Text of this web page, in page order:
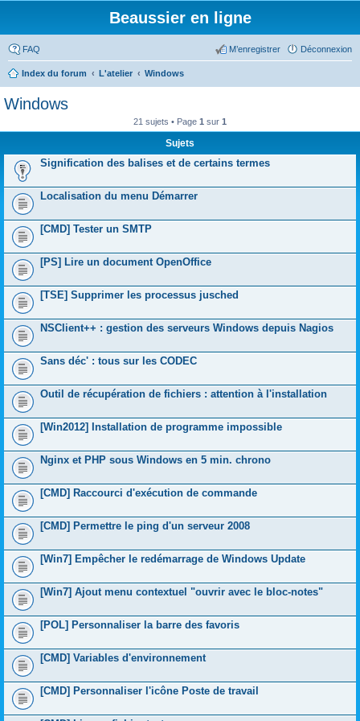
Beaussier en ligne
FAQ Déconnexion
M’enregistrer
Index du forum L'atelier Windows
Windows
21 sujets • Page 1 sur 1
Sujets
Signification des balises et de certains termes
Localisation du menu Démarrer
[CMD] Tester un SMTP
[PS] Lire un document OpenOffice
[TSE] Supprimer les processus jusched
NSClient++ : gestion des serveurs Windows depuis Nagios
Sans déc' : tous sur les CODEC
Outil de récupération de fichiers : attention à l'installation
[Win2012] Installation de programme impossible
Nginx et PHP sous Windows en 5 min. chrono
[CMD] Raccourci d'exécution de commande
[CMD] Permettre le ping d'un serveur 2008
[Win7] Empêcher le redémarrage de Windows Update
[Win7] Ajout menu contextuel "ouvrir avec le bloc-notes"
[POL] Personnaliser la barre des favoris
[CMD] Variables d'environnement
[CMD] Personnaliser l'icône Poste de travail